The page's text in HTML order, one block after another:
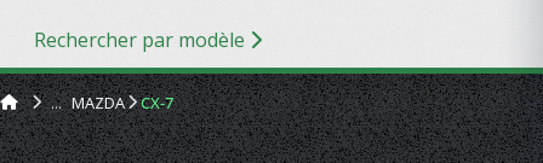
Rechercher par modèle
MAZDA CX-7